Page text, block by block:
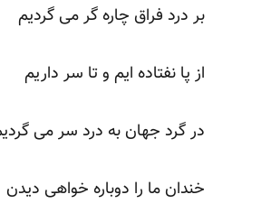
بر درد فراق چاره گر می گردیم
از پا نفتاده ایم و تا سر داریم
در گرد جهان به درد سر می
خندان ما را دوباره خواهی دیدن